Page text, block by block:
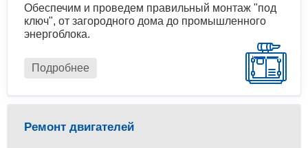
Обеспечим и проведем правильный монтаж "под
ключ", от загородного дома до промышленного
энергоблока.
Подробнее
Ремонт двигателей